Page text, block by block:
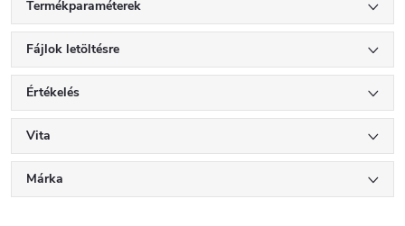
Termékparaméterek
Fájlok letöltésre
Értékelés
Vita
Márka